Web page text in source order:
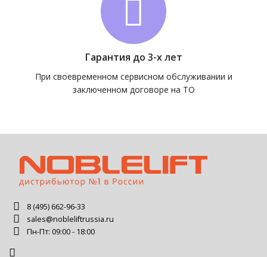
Гарантия до 3-х лет
При своевременном сервисном обслуживании и
заключенном договоре на ТО
8 (495) 662-96-33
sales@nobleliftrussia.ru
Пн-Пт: 09:00 - 18:00